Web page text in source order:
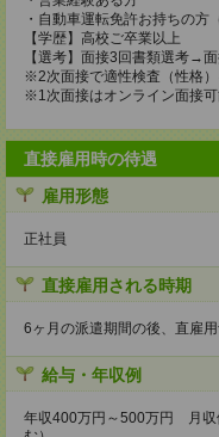
・自動車運転免許お持ちの方
【学歴】高校ご卒業以上
【選考】面接3回書類選考→
※2次面接で適性検査（性格
※1次面接はオンライン面接
直接雇用時の待遇
雇用形態
正社員
直接雇用される時期
6ヶ月の派遣期間の後、直雇
給与・年収例
年収400万円～500万円 月収